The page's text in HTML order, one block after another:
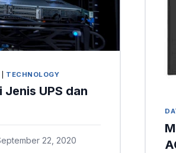
TECHNOLOGY
UPS dan
22, 2020